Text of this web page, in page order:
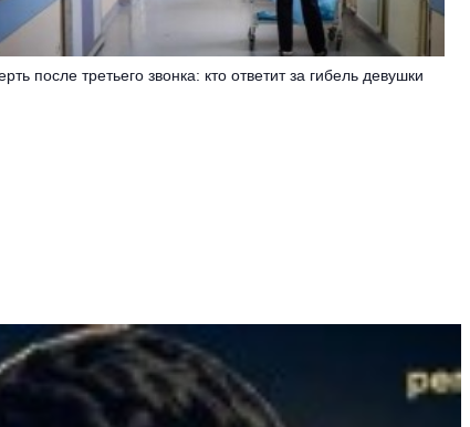
после третьего звонка: кто ответит за гибель девушки